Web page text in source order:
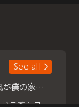
See all
浮所飛貴主演！ 【夏色の風が僕の家にやってきた】 本日よりテラサで独占配信スタート！